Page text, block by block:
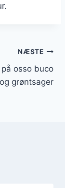
NÆSTE
osso buco
grøntsager